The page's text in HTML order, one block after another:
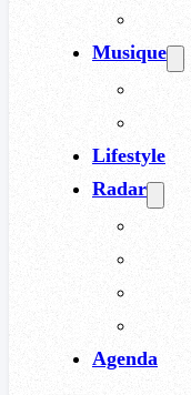
Musique
Lifestyle
Radar
Agenda